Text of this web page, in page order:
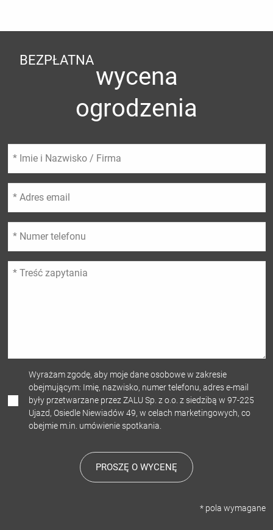
BEZPŁATNA
wycena
ogrodzenia
Wyrażam zgodę, aby moje dane osobowe w zakresie
obejmującym: Imię, nazwisko, numer telefonu, adres e-mail
były przetwarzane przez ZALU Sp. z o.o. z siedzibą w 97-225
Ujazd, Osiedle Niewiadów 49, w celach marketingowych, co
obejmie m.in. umówienie spotkania.
PROSZĘ O WYCENĘ
* pola wymagane